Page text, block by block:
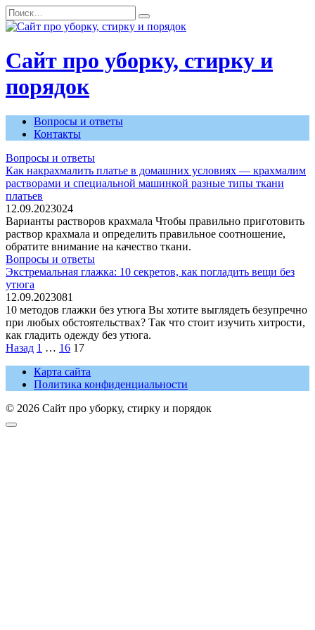
Перейти
к
содержанию
Search
for:
Сайт про уборку, стирку и
порядок
Вопросы и ответы
Контакты
Вопросы и ответы
Как накрахмалить платье в домашних условиях — крахмалим
растворами и специальной машинкой разные типы ткани
платьев
12.09.2023024
Варианты растворов крахмала Чтобы правильно приготовить
раствор крахмала и определить правильное соотношение,
обратите внимание на качество ткани.
Вопросы и ответы
Экстремальная глажка: 10 секретов, как погладить вещи без
утюга
12.09.2023081
10 методов глажки без утюга Вы хотите выглядеть безупречно
при любых обстоятельствах? Так что стоит изучить хитрости,
как гладить одежду без утюга.
Пагинация
Назад 1 … 16 17
Карта сайта
Политика конфиденциальности
© 2026 Сайт про уборку, стирку и порядок